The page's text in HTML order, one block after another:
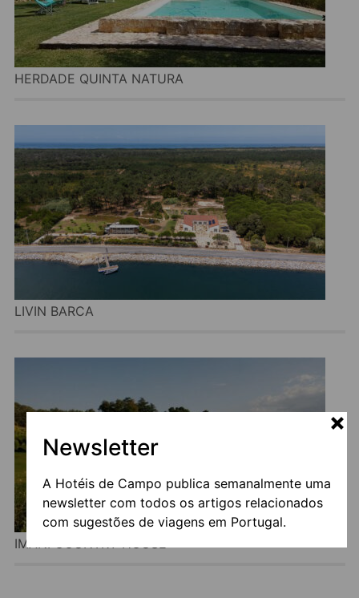
Newsletter
A Hotéis de Campo publica semanalmente uma
newsletter com todos os artigos relacionados
com sugestões de viagens em Portugal.
HERDADE QUINTA NATURA
LIVIN BARCA
IMANI COUNTRY HOUSE